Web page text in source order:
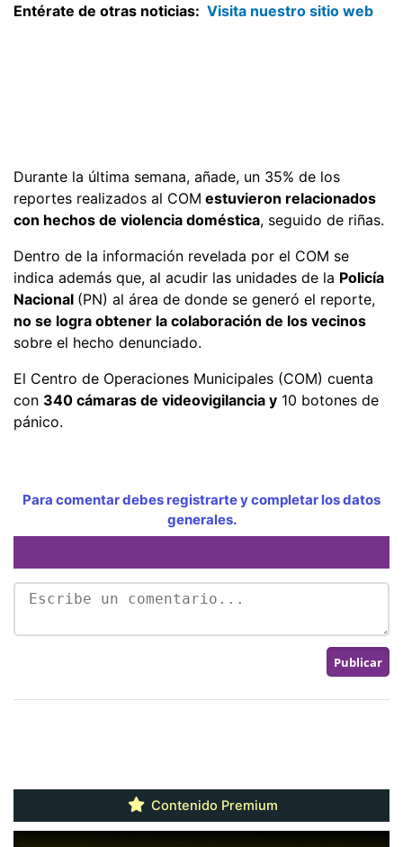
Entérate de otras noticias: Visita nuestro sitio web
Durante la última semana, añade, un 35% de los
reportes realizados al COM estuvieron relacionados
con hechos de violencia doméstica, seguido de riñas.
Dentro de la información revelada por el COM se
indica además que, al acudir las unidades de la Policía
Nacional (PN) al área de donde se generó el reporte,
no se logra obtener la colaboración de los vecinos
sobre el hecho denunciado.
El Centro de Operaciones Municipales (COM) cuenta
con 340 cámaras de videovigilancia y 10 botones de
pánico.
Para comentar debes registrarte y completar los datos
generales.
Contenido Premium